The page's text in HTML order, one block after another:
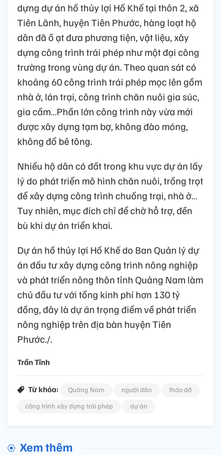
dựng dự án hồ thủy lợi Hố Khế tại thôn 2, xã
Tiên Lãnh, huyện Tiên Phước, hàng loạt hộ
dân đã ồ ạt đưa phương tiện, vật liệu, xây
dựng công trình trái phép như một đại công
trường trong vùng dự án. Theo quan sát có
khoảng 60 công trình trái phép mọc lên gồm
nhà ở, lán trại, công trình chăn nuôi gia súc,
gia cầm…Phần lớn công trình này vừa mới
được xây dựng tạm bợ, không đào móng,
không đổ bê tông.
Nhiều hộ dân có đất trong khu vực dự án lấy
lý do phát triển mô hình chăn nuôi, trồng trọt
để xây dựng công trình chuồng trại, nhà ở…
Tuy nhiên, mục đích chỉ để chờ hỗ trợ, đền
bù khi dự án triển khai.
Dự án hồ thủy lợi Hố Khế do Ban Quản lý dự
án đầu tư xây dựng công trình nông nghiệp
và phát triển nông thôn tỉnh Quảng Nam làm
chủ đầu tư với tổng kinh phí hơn 130 tỷ
đồng, đây là dự án trọng điểm về phát triển
nông nghiệp trên địa bàn huyện Tiên
Phước./.
Trần Tĩnh
Từ khóa: Quảng Nam người dân
tháo dỡ
công trình xây dựng trái phép
dự án
Xem thêm